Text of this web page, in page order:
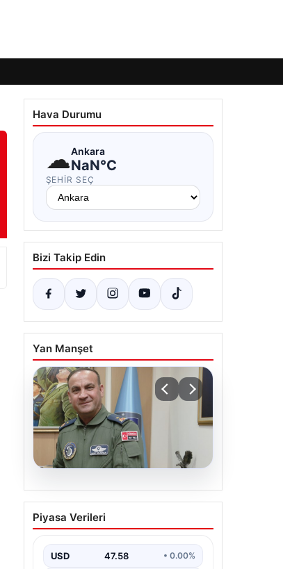
Hava Durumu
☁Ankara
NaN°C
ŞEHIR SEÇ
Bizi Takip Edin
Yan Manşet
Rafet Dalkıran kimdir?
Yeni Hava Kuvvetleri
Dalkıran’ın hayatı
Piyasa Verileri
USD 47.58 • 0.00%